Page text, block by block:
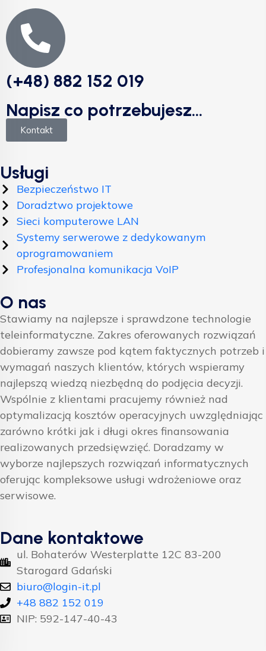
(+48) 882 152 019
Napisz co potrzebujesz...
Kontakt
Usługi
Bezpieczeństwo IT
Doradztwo projektowe
Sieci komputerowe LAN
Systemy serwerowe z dedykowanym
oprogramowaniem
Profesjonalna komunikacja VoIP
O nas
Stawiamy na najlepsze i sprawdzone technologie
teleinformatyczne. Zakres oferowanych rozwiązań
dobieramy zawsze pod kątem faktycznych potrzeb i
wymagań naszych klientów, których wspieramy
najlepszą wiedzą niezbędną do podjęcia decyzji.
Wspólnie z klientami pracujemy również nad
optymalizacją kosztów operacyjnych uwzględniając
zarówno krótki jak i długi okres finansowania
realizowanych przedsięwzięć. Doradzamy w
wyborze najlepszych rozwiązań informatycznych
oferując kompleksowe usługi wdrożeniowe oraz
serwisowe.
Dane kontaktowe
ul. Bohaterów Westerplatte 12C 83-200
Starogard Gdański
biuro@login-it.pl
+48 882 152 019
NIP: 592-147-40-43